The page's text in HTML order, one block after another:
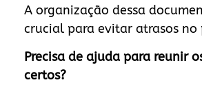
A organização dessa
crucial para evitar atrasos no
Precisa de ajuda para reunir
certos?